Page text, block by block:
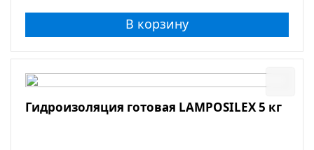
В корзину
Гидроизоляция готовая LAMPOSILEX 5 кг